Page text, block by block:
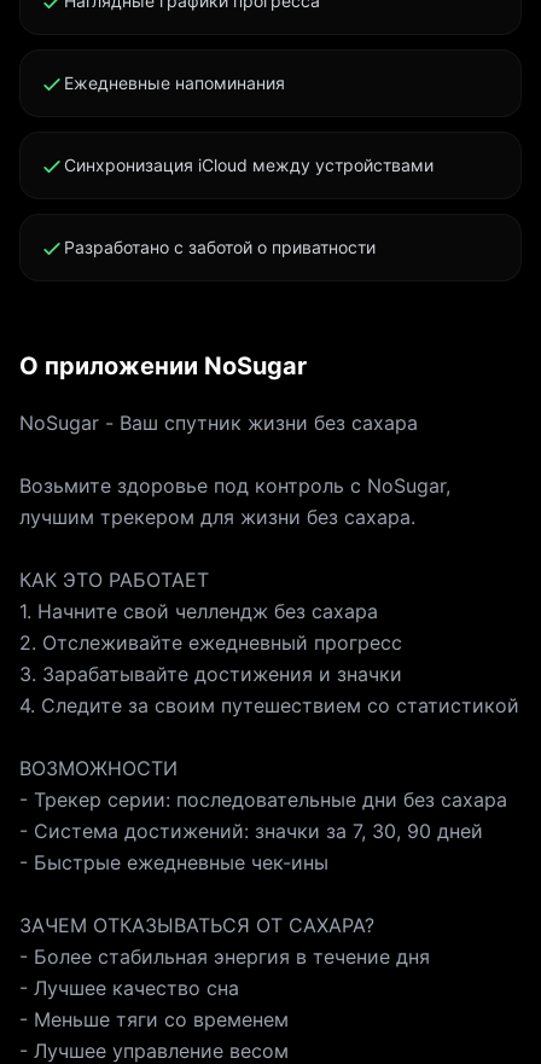
Ежедневные напоминания
Синхронизация iCloud между устройствами
Разработано с заботой о приватности
О приложении NoSugar
NoSugar - Ваш спутник жизни без сахара
Возьмите здоровье под контроль с NoSugar,
лучшим трекером для жизни без сахара.
КАК ЭТО РАБОТАЕТ
1. Начните свой челлендж без сахара
2. Отслеживайте ежедневный прогресс
3. Зарабатывайте достижения и значки
4. Следите за своим путешествием со статистикой
ВОЗМОЖНОСТИ
- Трекер серии: последовательные дни без сахара
- Система достижений: значки за 7, 30, 90 дней
- Быстрые ежедневные чек-ины
ЗАЧЕМ ОТКАЗЫВАТЬСЯ ОТ САХАРА?
- Более стабильная энергия в течение дня
- Лучшее качество сна
- Меньше тяги со временем
- Лучшее управление весом